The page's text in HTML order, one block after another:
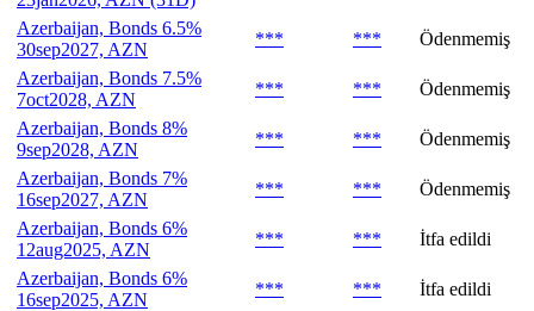
Azerbaijan, Bonds 6.5%
30sep2027, AZN
*** ***
Ödenmemiş
Azerbaijan, Bonds 7.5%
7oct2028, AZN
*** ***
Ödenmemiş
Azerbaijan, Bonds 8%
9sep2028, AZN
*** ***
Ödenmemiş
Azerbaijan, Bonds 7%
16sep2027, AZN
*** ***
Ödenmemiş
Azerbaijan, Bonds 6%
12aug2025, AZN
*** ***
İtfa edildi
Azerbaijan, Bonds 6%
16sep2025, AZN
*** ***
İtfa edildi